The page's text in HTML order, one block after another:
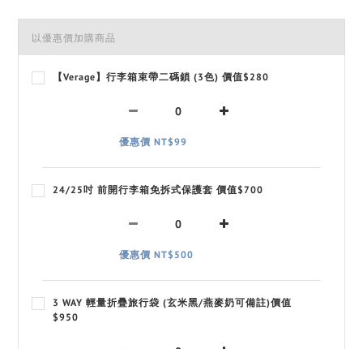
以優惠價加購商品
【Verage】行李箱束帶二碼鎖 (3色) 價值$280
優惠價 NT$99
24/25吋 前開行李箱免拆式保護套 價值$700
優惠價 NT$500
3 WAY 輕量折疊旅行袋 (玄米黑/燕麥奶可備註)價值
$950